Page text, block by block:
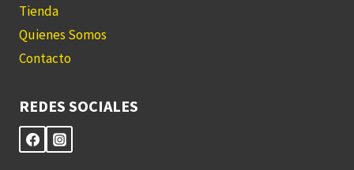
Tienda
Quienes Somos
Contacto
REDES SOCIALES